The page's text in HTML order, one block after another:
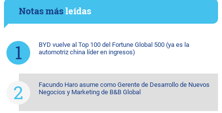
Notas másleídas
BYD vuelve al Top 100 del Fortune Global 500 (ya es la
automotriz china líder en ingresos)
Facundo Haro asume como Gerente de Desarrollo de Nuevos
Negocios y Marketing de B&B Global